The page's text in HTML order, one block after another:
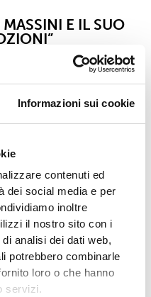
Informazioni sui cookie
contenuti ed
dei social media e per
inoltre
il nostro sito con i
analisi dei dati web,
potrebbero combinarle
loro o che hanno
servizi.
E IL SUO
legame, quello tra
Internazionale “Città
dopo il grande
uno spettacolo